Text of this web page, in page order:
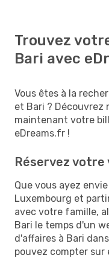
Trouvez
Bari avec
Vous êtes à la
et Bari ? Découvrez
maintenant votre
eDreams.fr !
Réservez votre
Que vous ayez
Luxembourg et
avec votre famille,
Bari le temps d'un
d'affaires à Bari
pouvez compter sur